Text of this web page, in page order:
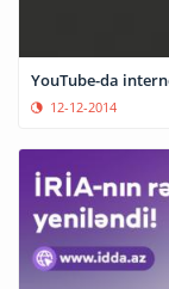
YouTube-da
12-12-2014